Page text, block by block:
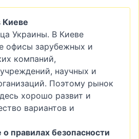
Киеве
Украины. В Киеве
офисы зарубежных и
компаний,
научных и
Поэтому рынок
хорошо развит и
вариантов и
правилах безопасности